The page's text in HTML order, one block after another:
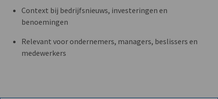
Context bij bedrijfsnieuws, investeringen en
benoemingen
Relevant voor ondernemers, managers, beslissers en
medewerkers